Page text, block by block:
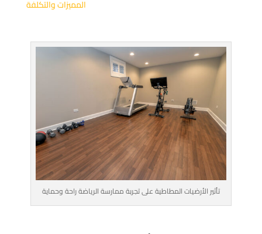
تأثير الأرضيات المطاطية على تجربة ممارسة الرياضة راحة وحماية